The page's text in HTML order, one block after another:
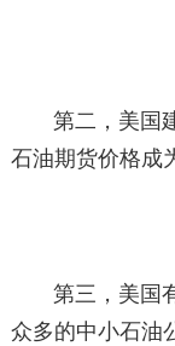
第二，美国
石油期货价格成
第三，美国
众多的中小石油